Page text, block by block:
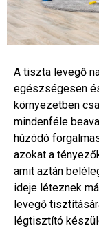
A tiszta levegő
egészségesen
környezetben
mindenféle
húzódó
azokat a
amit aztán
ideje léteznek
levegő
légtisztító